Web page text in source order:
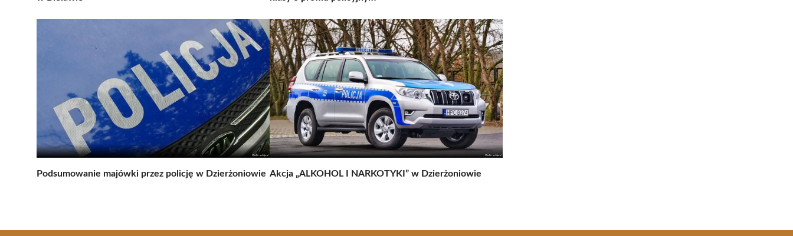
Podsumowanie majówki przez policję w Dzierżoniowie Akcja „ALKOHOL I NARKOTYKI” w Dzierżoniowie